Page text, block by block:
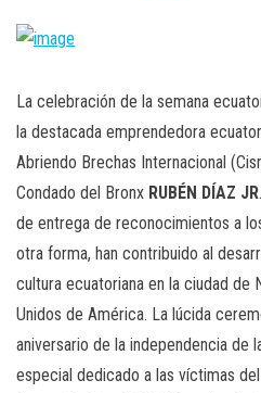
La celebración de la semana
la destacada emprendedora
Abriendo Brechas Internacional
Condado del Bronx RUBÉN DÍAZ JR
de entrega de reconocimientos a
otra forma, han contribuido al
cultura ecuatoriana en la ciudad de
Unidos de América. La lúcida
aniversario de la independencia de
especial dedicado a las víctimas